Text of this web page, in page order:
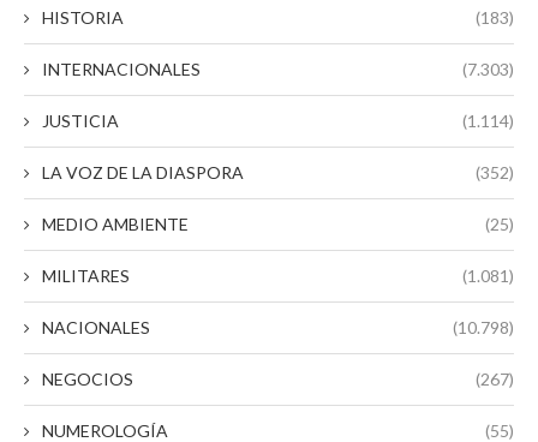
HISTORIA (183)
INTERNACIONALES (7.303)
JUSTICIA (1.114)
LA VOZ DE LA DIASPORA (352)
MEDIO AMBIENTE (25)
MILITARES (1.081)
NACIONALES (10.798)
NEGOCIOS (267)
NUMEROLOGÍA (55)